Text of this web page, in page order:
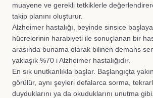
muayene ve gerekli tetkiklerle
takip planını oluşturur.
Alzheimer hastalığı, beyinde sinsice
hücrelerinin harabiyeti ile sonuçlanan bir
arasında bunama olarak bilinen demans
yaklaşık %70 i Alzheimer hastalığıdır.
En sık unutkanlıkla başlar. Başlangıçta
görülür, aynı şeyleri defalarca sorma,
duyduklarını ya da okuduklarını unutma